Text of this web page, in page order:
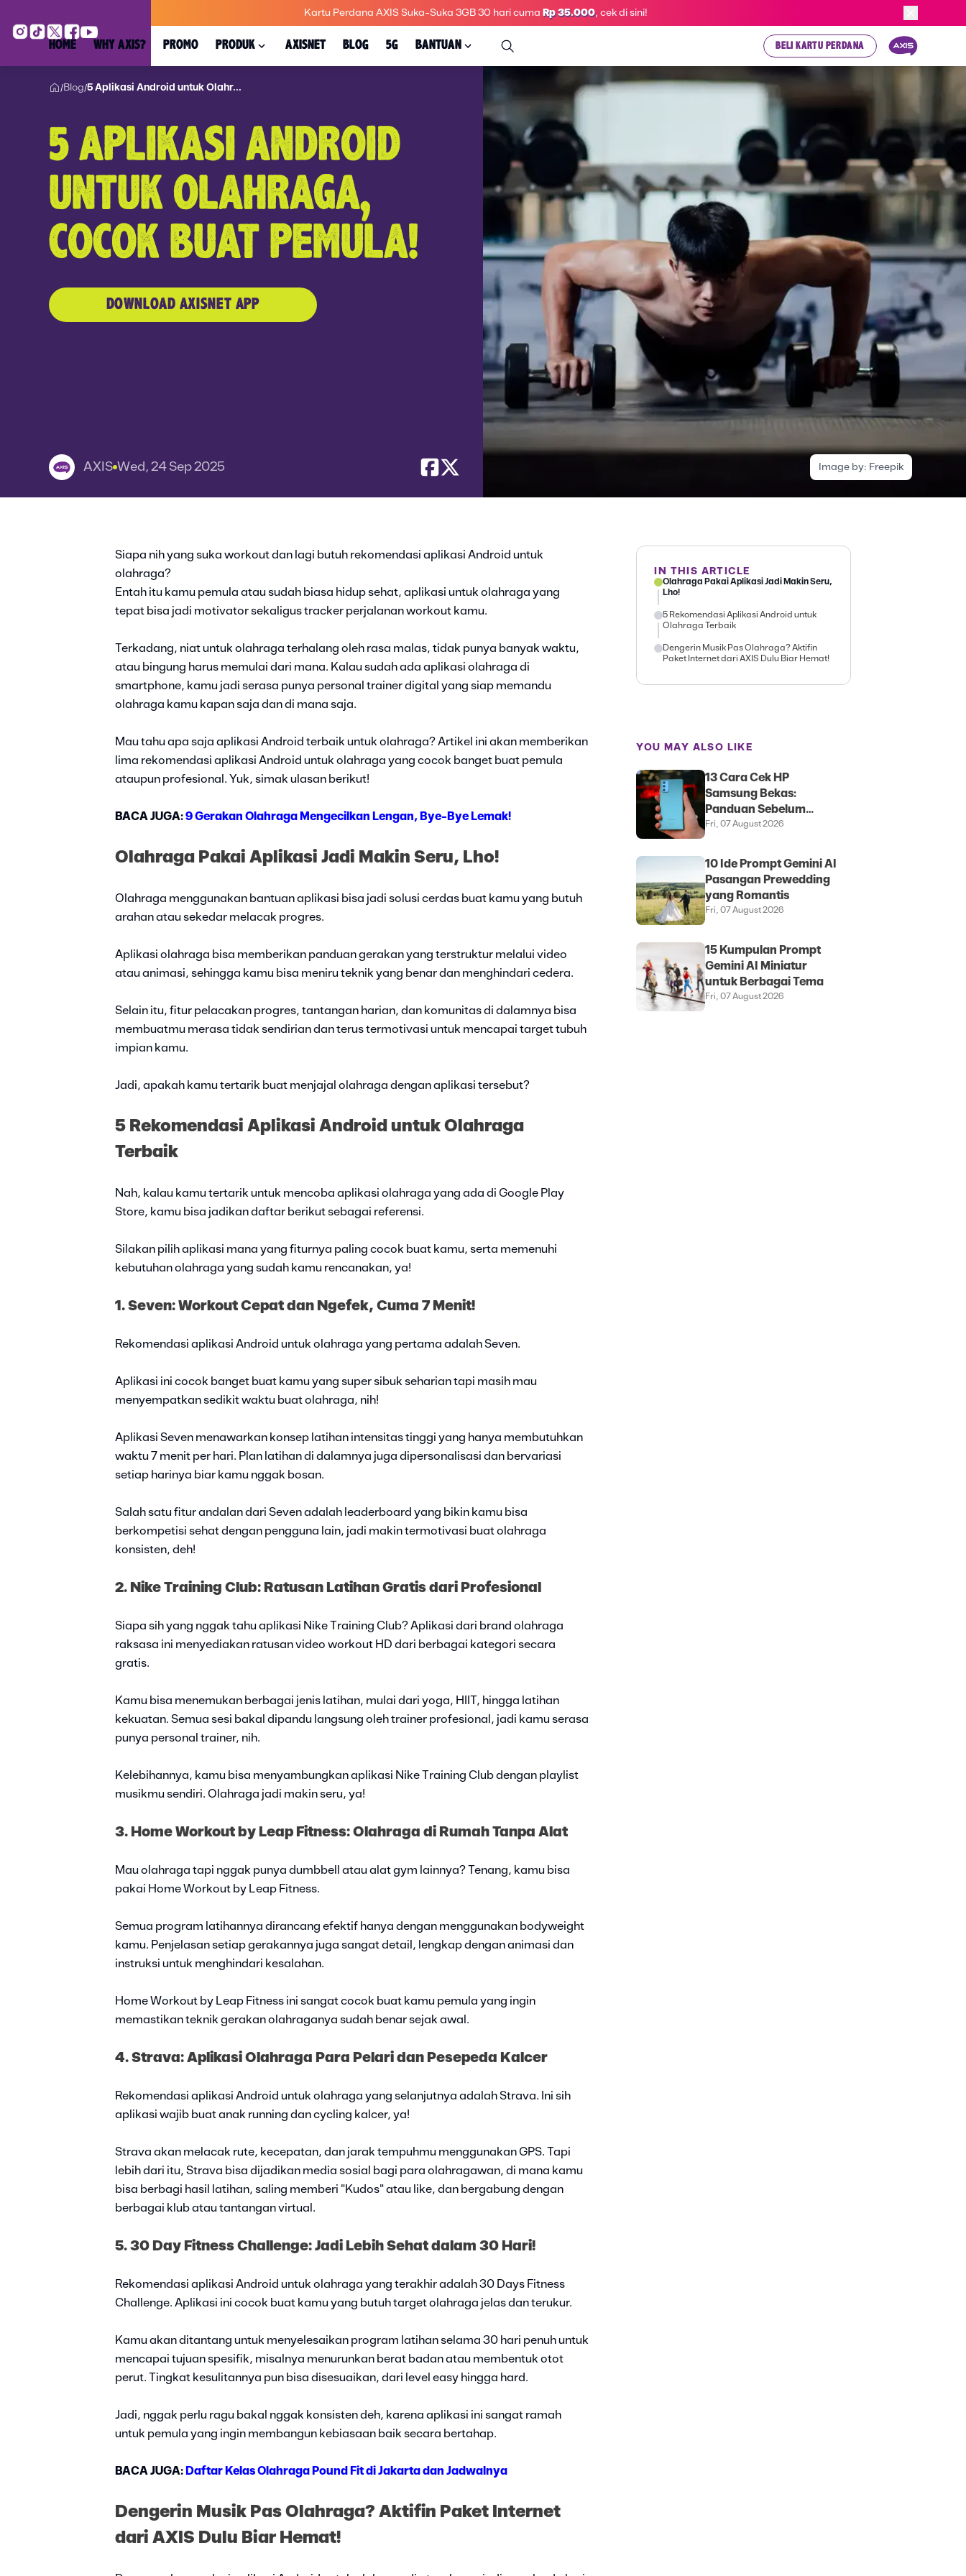
Kartu Perdana AXIS Suka-Suka 3GB 30 hari cuma Rp 35.000, cek di sini!
HOME WHY AXIS? PROMO PRODUK AXISNET BLOG 5G BANTUAN BELI KARTU PERDANA
/Blog/5 Aplikasi Android untuk Olahr...
5 APLIKASI ANDROID
UNTUK OLAHRAGA,
COCOK BUAT PEMULA!
DOWNLOAD AXISNET APP
AXIS Wed, 24 Sep 2025 Image by: Freepik
Siapa nih yang suka workout dan lagi butuh rekomendasi aplikasi Android untuk
olahraga?
Entah itu kamu pemula atau sudah biasa hidup sehat, aplikasi untuk olahraga yang
tepat bisa jadi motivator sekaligus tracker perjalanan workout kamu.
Terkadang, niat untuk olahraga terhalang oleh rasa malas, tidak punya banyak waktu,
atau bingung harus memulai dari mana. Kalau sudah ada aplikasi olahraga di
smartphone, kamu jadi serasa punya personal trainer digital yang siap memandu
olahraga kamu kapan saja dan di mana saja.
Mau tahu apa saja aplikasi Android terbaik untuk olahraga? Artikel ini akan memberikan
lima rekomendasi aplikasi Android untuk olahraga yang cocok banget buat pemula
ataupun profesional. Yuk, simak ulasan berikut!
BACA JUGA:9 Gerakan Olahraga Mengecilkan Lengan, Bye-Bye Lemak!
Olahraga Pakai Aplikasi Jadi Makin Seru, Lho!
Olahraga menggunakan bantuan aplikasi bisa jadi solusi cerdas buat kamu yang butuh
arahan atau sekedar melacak progres.
Aplikasi olahraga bisa memberikan panduan gerakan yang terstruktur melalui video
atau animasi, sehingga kamu bisa meniru teknik yang benar dan menghindari cedera.
Selain itu, fitur pelacakan progres, tantangan harian, dan komunitas di dalamnya bisa
membuatmu merasa tidak sendirian dan terus termotivasi untuk mencapai target tubuh
impian kamu.
Jadi, apakah kamu tertarik buat menjajal olahraga dengan aplikasi tersebut?
5 Rekomendasi Aplikasi Android untuk Olahraga
Terbaik
Nah, kalau kamu tertarik untuk mencoba aplikasi olahraga yang ada di Google Play
Store, kamu bisa jadikan daftar berikut sebagai referensi.
Silakan pilih aplikasi mana yang fiturnya paling cocok buat kamu, serta memenuhi
kebutuhan olahraga yang sudah kamu rencanakan, ya!
1. Seven: Workout Cepat dan Ngefek, Cuma 7 Menit!
Rekomendasi aplikasi Android untuk olahraga yang pertama adalah Seven.
Aplikasi ini cocok banget buat kamu yang super sibuk seharian tapi masih mau
menyempatkan sedikit waktu buat olahraga, nih!
Aplikasi Seven menawarkan konsep latihan intensitas tinggi yang hanya membutuhkan
waktu 7 menit per hari. Plan latihan di dalamnya juga dipersonalisasi dan bervariasi
setiap harinya biar kamu nggak bosan.
Salah satu fitur andalan dari Seven adalah leaderboard yang bikin kamu bisa
berkompetisi sehat dengan pengguna lain, jadi makin termotivasi buat olahraga
konsisten, deh!
2. Nike Training Club: Ratusan Latihan Gratis dari Profesional
Siapa sih yang nggak tahu aplikasi Nike Training Club? Aplikasi dari brand olahraga
raksasa ini menyediakan ratusan video workout HD dari berbagai kategori secara
gratis.
Kamu bisa menemukan berbagai jenis latihan, mulai dari yoga, HIIT, hingga latihan
kekuatan. Semua sesi bakal dipandu langsung oleh trainer profesional, jadi kamu serasa
punya personal trainer, nih.
Kelebihannya, kamu bisa menyambungkan aplikasi Nike Training Club dengan playlist
musikmu sendiri. Olahraga jadi makin seru, ya!
3. Home Workout by Leap Fitness: Olahraga di Rumah Tanpa Alat
Mau olahraga tapi nggak punya dumbbell atau alat gym lainnya? Tenang, kamu bisa
pakai Home Workout by Leap Fitness.
Semua program latihannya dirancang efektif hanya dengan menggunakan bodyweight
kamu. Penjelasan setiap gerakannya juga sangat detail, lengkap dengan animasi dan
instruksi untuk menghindari kesalahan.
Home Workout by Leap Fitness ini sangat cocok buat kamu pemula yang ingin
memastikan teknik gerakan olahraganya sudah benar sejak awal.
4. Strava: Aplikasi Olahraga Para Pelari dan Pesepeda Kalcer
Rekomendasi aplikasi Android untuk olahraga yang selanjutnya adalah Strava. Ini sih
aplikasi wajib buat anak running dan cycling kalcer, ya!
Strava akan melacak rute, kecepatan, dan jarak tempuhmu menggunakan GPS. Tapi
lebih dari itu, Strava bisa dijadikan media sosial bagi para olahragawan, di mana kamu
bisa berbagi hasil latihan, saling memberi "Kudos" atau like, dan bergabung dengan
berbagai klub atau tantangan virtual.
5. 30 Day Fitness Challenge: Jadi Lebih Sehat dalam 30 Hari!
Rekomendasi aplikasi Android untuk olahraga yang terakhir adalah 30 Days Fitness
Challenge. Aplikasi ini cocok buat kamu yang butuh target olahraga jelas dan terukur.
Kamu akan ditantang untuk menyelesaikan program latihan selama 30 hari penuh untuk
mencapai tujuan spesifik, misalnya menurunkan berat badan atau membentuk otot
perut. Tingkat kesulitannya pun bisa disesuaikan, dari level easy hingga hard.
Jadi, nggak perlu ragu bakal nggak konsisten deh, karena aplikasi ini sangat ramah
untuk pemula yang ingin membangun kebiasaan baik secara bertahap.
BACA JUGA: Daftar Kelas Olahraga Pound Fit di Jakarta dan Jadwalnya
Dengerin Musik Pas Olahraga? Aktifin Paket Internet
dari AXIS Dulu Biar Hemat!
IN THIS ARTICLE
Olahraga Pakai Aplikasi Jadi Makin Seru,
Lho!
5 Rekomendasi Aplikasi Android untuk
Olahraga Terbaik
Dengerin Musik Pas Olahraga? Aktifin
Paket Internet dari AXIS Dulu Biar Hemat!
YOU MAY ALSO LIKE
13 Cara Cek HP
Samsung Bekas:
Panduan Sebelum
Membeli
Fri, 07 August 2026
10 Ide Prompt Gemini AI
Pasangan Prewedding
yang Romantis
Fri, 07 August 2026
15 Kumpulan Prompt
Gemini AI Miniatur
untuk Berbagai Tema
Fri, 07 August 2026